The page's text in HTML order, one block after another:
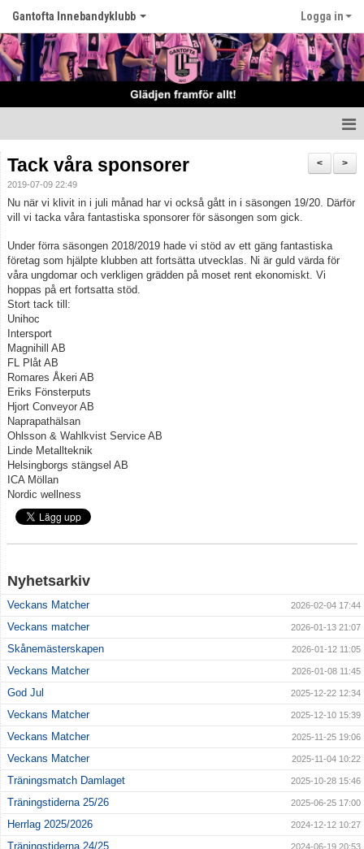
Gantofta Innebandyklubb Logga in
Nyheter
Klubben
Våra lag
Kontakt
Kalender
Matcher
Klubbkläder
Supportershop
Dokument
>
<
Tack våra sponsorer
2019-07-09 22:49
Nu när vi klivit in i juli månad har vi också gått in i säsongen 19/20. Därför
vill vi tacka våra fantastiska sponsorer för säsongen som gick.
Under förra säsongen 2018/2019 hade vi stöd av ett gäng fantastiska
företag som hjälpte klubben att fortsätta utvecklas. Ni är guld värda för
våra ungdomar och verkligen grädden på moset rent ekonomiskt. Vi
hoppas på ert fortsatta stöd.
Stort tack till:
Unihoc
Intersport
Magnihill AB
FL Plåt AB
Romares Åkeri AB
Eriks Fönsterputs
Hjort Conveyor AB
Naprapathälsan
Ohlsson & Wahlkvist Service AB
Linde Metallteknik
Helsingborgs stängsel AB
ICA Möllan
Nordic wellness
Nyhetsarkiv
Veckans Matcher 2026-02-04 17:44
Veckans matcher 2026-01-13 21:07
Skånemästerskapen 2026-01-12 11:05
Veckans Matcher 2026-01-08 11:45
God Jul 2025-12-22 12:34
Veckans Matcher 2025-12-10 15:39
Veckans Matcher 2025-11-25 19:06
Veckans Matcher 2025-11-04 10:22
Träningsmatch Damlaget 2025-10-28 15:46
Träningstiderna 25/26 2025-06-25 17:00
Herrlag 2025/2026 2024-12-12 10:27
Träningstiderna 24/25 2024-06-19 20:53